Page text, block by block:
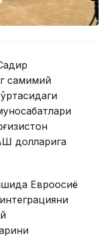
самимий
долларига
Евроосиё